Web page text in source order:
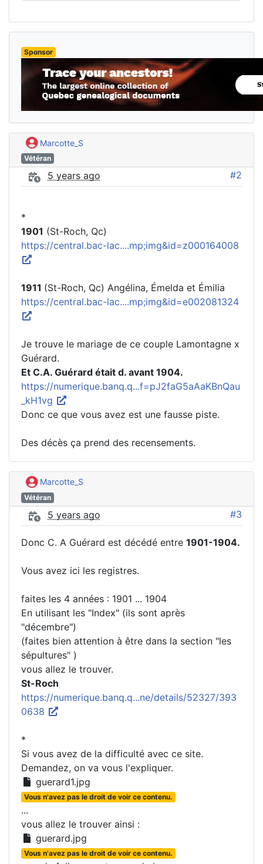
Sponsor
Marcotte_S
Vétéran
5 years ago #2
*
1901 (St-Roch, Qc)
https://central.bac-lac....mp;img&id=z000164008
1911 (St-Roch, Qc) Angélina, Émelda et Émilia
https://central.bac-lac....mp;img&id=e002081324
Je trouve le mariage de ce couple Lamontagne x
Guérard.
Et C.A. Guérard était d. avant 1904.
https://numerique.banq.q...f=pJ2faG5aAaKBnQau
_kH1vg
Donc ce que vous avez est une fausse piste.
Des décès ça prend des recensements.
Marcotte_S
Vétéran
5 years ago #3
Donc C. A Guérard est décédé entre 1901-1904.
Vous avez ici les registres.
faites les 4 années : 1901 ... 1904
En utilisant les "Index" (ils sont après
"décembre")
(faites bien attention à être dans la section "les
sépultures" )
vous allez le trouver.
St-Roch
https://numerique.banq.q...ne/details/52327/393
0638
*
Si vous avez de la difficulté avec ce site.
Demandez, on va vous l'expliquer.
guerard1.jpg
Vous n'avez pas le droit de voir ce contenu.
...
vous allez le trouver ainsi :
guerard.jpg
Vous n'avez pas le droit de voir ce contenu.